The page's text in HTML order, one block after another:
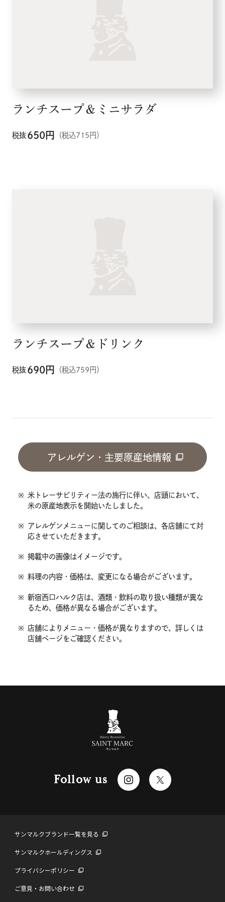
ランチスープ＆ミニサラダ
税抜 650円 （税込715円）
ランチスープ＆ドリンク
税抜 690円 （税込759円）
アレルゲン・主要原産地情報
※ 米トレーサビリティー法の施行に伴い、店頭において、
米の原産地表示を開始いたしました。
※ アレルゲンメニューに関してのご相談は、各店舗にて対
応させていただきます。
※ 掲載中の画像はイメージです。
※ 料理の内容・価格は、変更になる場合がございます。
※ 新宿西口ハルク店は、酒類・飲料の取り扱い種類が異な
るため、価格が異なる場合がございます。
※ 店舗によりメニュー・価格が異なりますので、詳しくは
店舗ページをご確認ください。
Follow us
サンマルクブランド一覧を見る
サンマルクホールディングス
プライバシーポリシー
ご意見・お問い合わせ